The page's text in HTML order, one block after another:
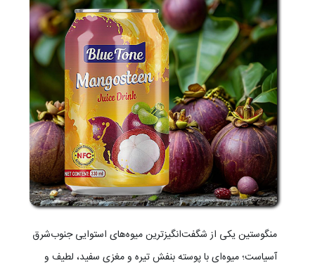
منگوستین یکی از شگفت‌انگیزترین میوه‌های استوایی جنوب‌شرق
آسیاست؛ میوه‌ای با پوسته بنفش تیره و مغزی سفید، لطیف و